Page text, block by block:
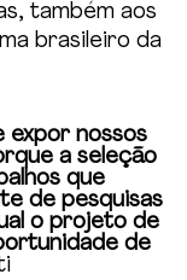
também aos
brasileiro da
expor nossos
a seleção
que
de pesquisas
o projeto de
de